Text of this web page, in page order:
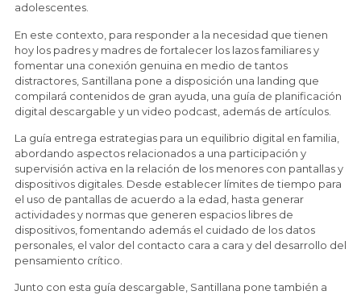
adolescentes.
En este contexto, para responder a la necesidad que tienen
hoy los padres y madres de fortalecer los lazos familiares y
fomentar una conexión genuina en medio de tantos
distractores, Santillana pone a disposición una landing que
compilará contenidos de gran ayuda, una guía de planificación
digital descargable y un video podcast, además de artículos.
La guía entrega estrategias para un equilibrio digital en familia,
abordando aspectos relacionados a una participación y
supervisión activa en la relación de los menores con pantallas y
dispositivos digitales. Desde establecer límites de tiempo para
el uso de pantallas de acuerdo a la edad, hasta generar
actividades y normas que generen espacios libres de
dispositivos, fomentando además el cuidado de los datos
personales, el valor del contacto cara a cara y del desarrollo del
pensamiento crítico.
Junto con esta guía descargable, Santillana pone también a